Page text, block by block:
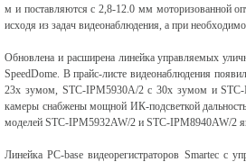
м и поставляются с 2,8-12.0 мм моторизованной
исходя из задач видеонаблюдения, а при
Обновлена и расширена линейка управляемых
SpeedDome. В прайс-листе видеонаблюдения
23х зумом, STC-IPM5930A/2 с 30х зумом и STC-
камеры снабжены мощной ИК-подсветкой
моделей STC-IPM5932AW/2 и STC-IPM8940AW/2
Линейка PC-base видеорегистраторов Smartec